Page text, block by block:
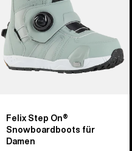
Damen
Felix Step On®
Snowboardboots für
Damen